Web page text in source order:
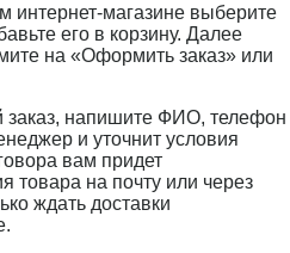
интернет-магазине выберите
его в корзину. Далее
на «Оформить заказ» или
заказ, напишите ФИО, телефон
и уточнит условия
вам придет
товара на почту или через
ждать доставки